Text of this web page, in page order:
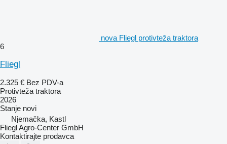
nova Fliegl protivteža traktora
6
Fliegl
2.325 € Bez PDV-a
Protivteža traktora
2026
Stanje novi
Njemačka, Kastl
Fliegl Agro-Center GmbH
Kontaktirajte prodavca